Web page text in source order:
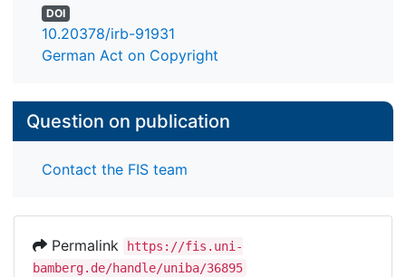
DOI
10.20378/irb-91931
German Act on Copyright
Question on publication
Contact the FIS team
Permalink
https://fis.uni-
bamberg.de/handle/uniba/36895